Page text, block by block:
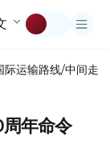
际运输路线/中间走廊
年命令